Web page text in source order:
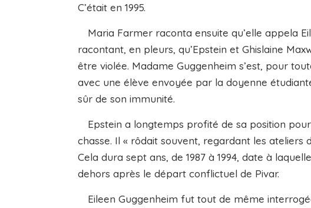
C’était en 1995.
Maria Farmer raconta ensuite qu’elle appela
racontant, en pleurs, qu’Epstein et Ghislaine
être violée. Madame Guggenheim s’est, pour
avec une élève envoyée par la doyenne
sûr de son immunité.
Epstein a longtemps profité de sa position
chasse. Il « rôdait souvent, regardant les ateliers
Cela dura sept ans, de 1987 à 1994, date à
dehors après le départ conflictuel de Pivar.
Eileen Guggenheim fut tout de même